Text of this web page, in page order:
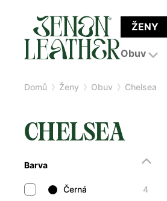
ŽENY
Obuv
Domů Ženy Obuv Chelsea
CHELSEA
Barva
Černá
4